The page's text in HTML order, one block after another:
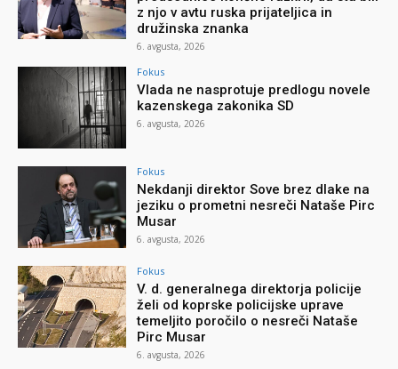
z njo v avtu ruska prijateljica in
družinska znanka
6. avgusta, 2026
Fokus
Vlada ne nasprotuje predlogu novele
kazenskega zakonika SD
6. avgusta, 2026
Fokus
Nekdanji direktor Sove brez dlake na
jeziku o prometni nesreči Nataše Pirc
Musar
6. avgusta, 2026
Fokus
V. d. generalnega direktorja policije
želi od koprske policijske uprave
temeljito poročilo o nesreči Nataše
Pirc Musar
6. avgusta, 2026